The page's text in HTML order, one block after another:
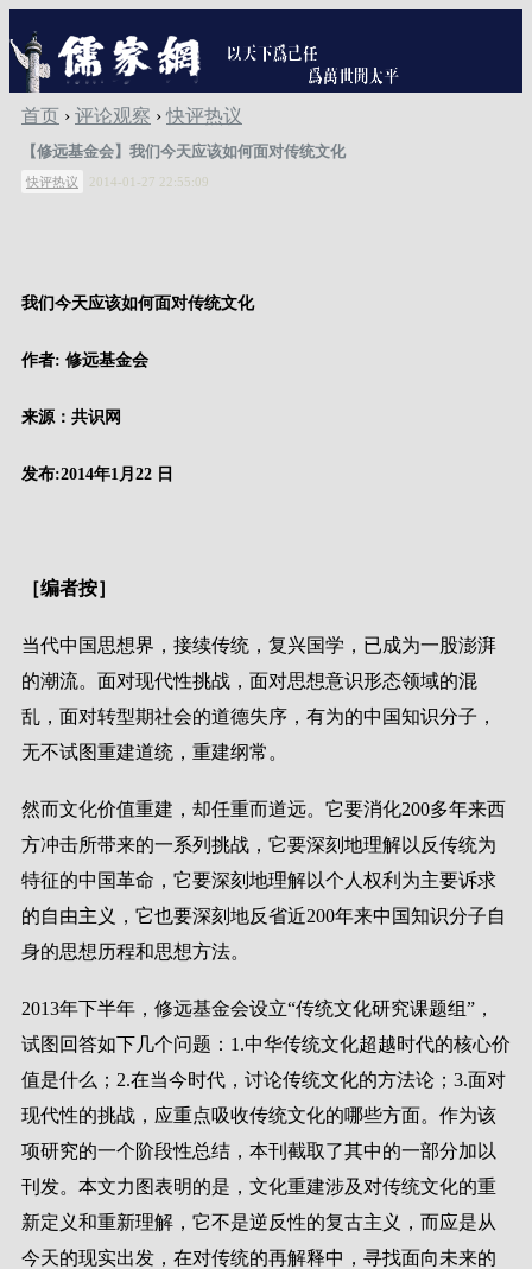
首页 › 评论观察 ›快评热议
【修远基金会】我们今天应该如何面对传统文化
快评热议 2014-01-27 22:55:09
我们今天应该如何面对传统文化
作者: 修远基金会
来源：共识网
发布:2014年1月 22 日
［编者按］
当代中国思想界，接续传统，复兴国学，已成为一股澎湃
的潮流。面对现代性挑战，面对思想意识形态领域的混
乱，面对转型期社会的道德失序，有为的中国知识分子，
无不试图重建道统，重建纲常。
然而文化价值重建，却任重而道远。它要消化200多年来西
方冲击所带来的一系列挑战，它要深刻地理解以反传统为
特征的中国革命，它要深刻地理解以个人权利为主要诉求
的自由主义，它也要深刻地反省近200年来中国知识分子自
身的思想历程和思想方法。
2013年下半年，修远基金会设立“传统文化研究课题组” ，
试图回答如下几个问题： 1.中华传统文化超越时代的核心价
值是什么； 2.在当今时代，讨论传统文化的方法论； 3.面对
现代性的挑战，应重点吸收传统文化的哪些方面。作为该
项研究的一个阶段性总结，本刊截取了其中的一部分加以
刊发。本文力图表明的是，文化重建涉及对传统文化的重
新定义和重新理解，它不是逆反性的复古主义，而应是从
今天的现实出发，在对传统的再解释中，寻找面向未来的